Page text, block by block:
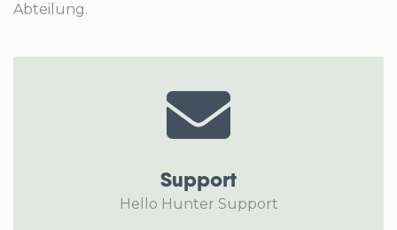
Abteilung.
Support
Hello Hunter Support